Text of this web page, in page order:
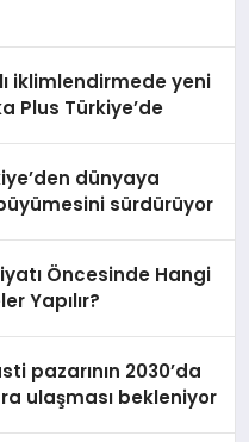
iklimlendirmede yeni
Plus Türkiye’de
dünyaya
sürdürüyor
Öncesinde Hangi
Yapılır?
pazarının 2030’da
ulaşması bekleniyor